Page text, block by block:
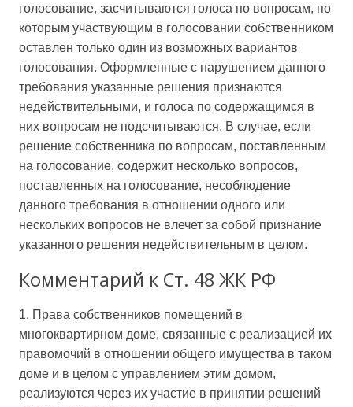
голосование, засчитываются голоса по вопросам, по
которым участвующим в голосовании собственником
оставлен только один из возможных вариантов
голосования. Оформленные с нарушением данного
требования указанные решения признаются
недействительными, и голоса по содержащимся в
них вопросам не подсчитываются. В случае, если
решение собственника по вопросам, поставленным
на голосование, содержит несколько вопросов,
поставленных на голосование, несоблюдение
данного требования в отношении одного или
нескольких вопросов не влечет за собой признание
указанного решения недействительным в целом.
Комментарий к Ст. 48 ЖК РФ
1. Права собственников помещений в
многоквартирном доме, связанные с реализацией их
правомочий в отношении общего имущества в таком
доме и в целом с управлением этим домом,
реализуются через их участие в принятии решений